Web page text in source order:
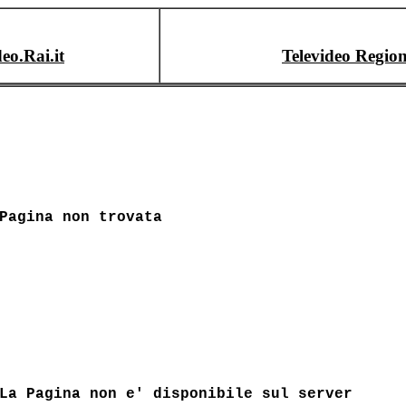
Televideo
Pagina non trovata
La Pagina non e' disponibile sul server